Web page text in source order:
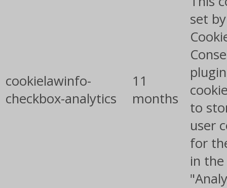
cookielawinfo-
checkbox-analytics
11
months
set
to
user
for
in